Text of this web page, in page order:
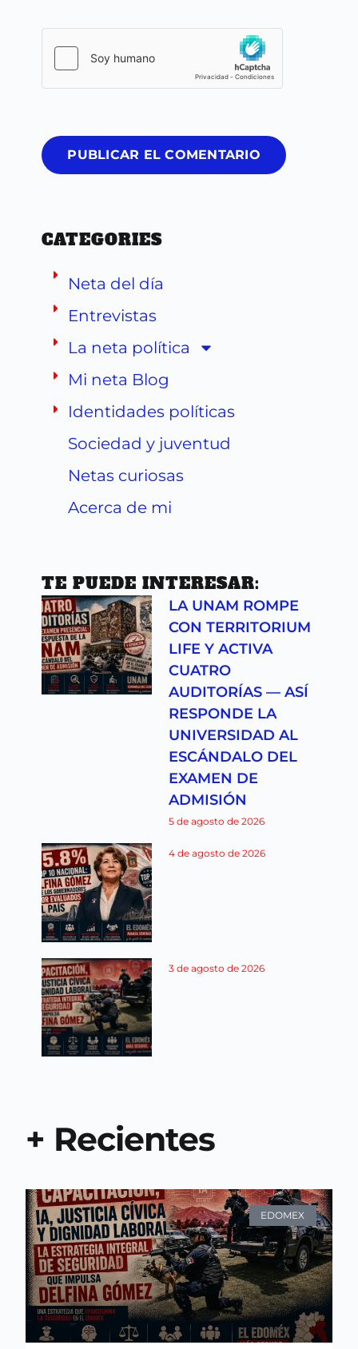
PUBLICAR EL COMENTARIO
CATEGORIES
Neta del día
Entrevistas
La neta política
Mi neta Blog
Identidades políticas
Sociedad y juventud
Netas curiosas
Acerca de mi
TE PUEDE INTERESAR:
LA UNAM ROMPE
CON TERRITORIUM
LIFE Y ACTIVA
CUATRO
AUDITORÍAS — ASÍ
RESPONDE LA
UNIVERSIDAD AL
ESCÁNDALO DEL
EXAMEN DE
ADMISIÓN
5 de agosto de 2026
4 de agosto de 2026
3 de agosto de 2026
+ Recientes
EDOMEX